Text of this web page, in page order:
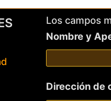
Los campos
Nombre y
Dirección de